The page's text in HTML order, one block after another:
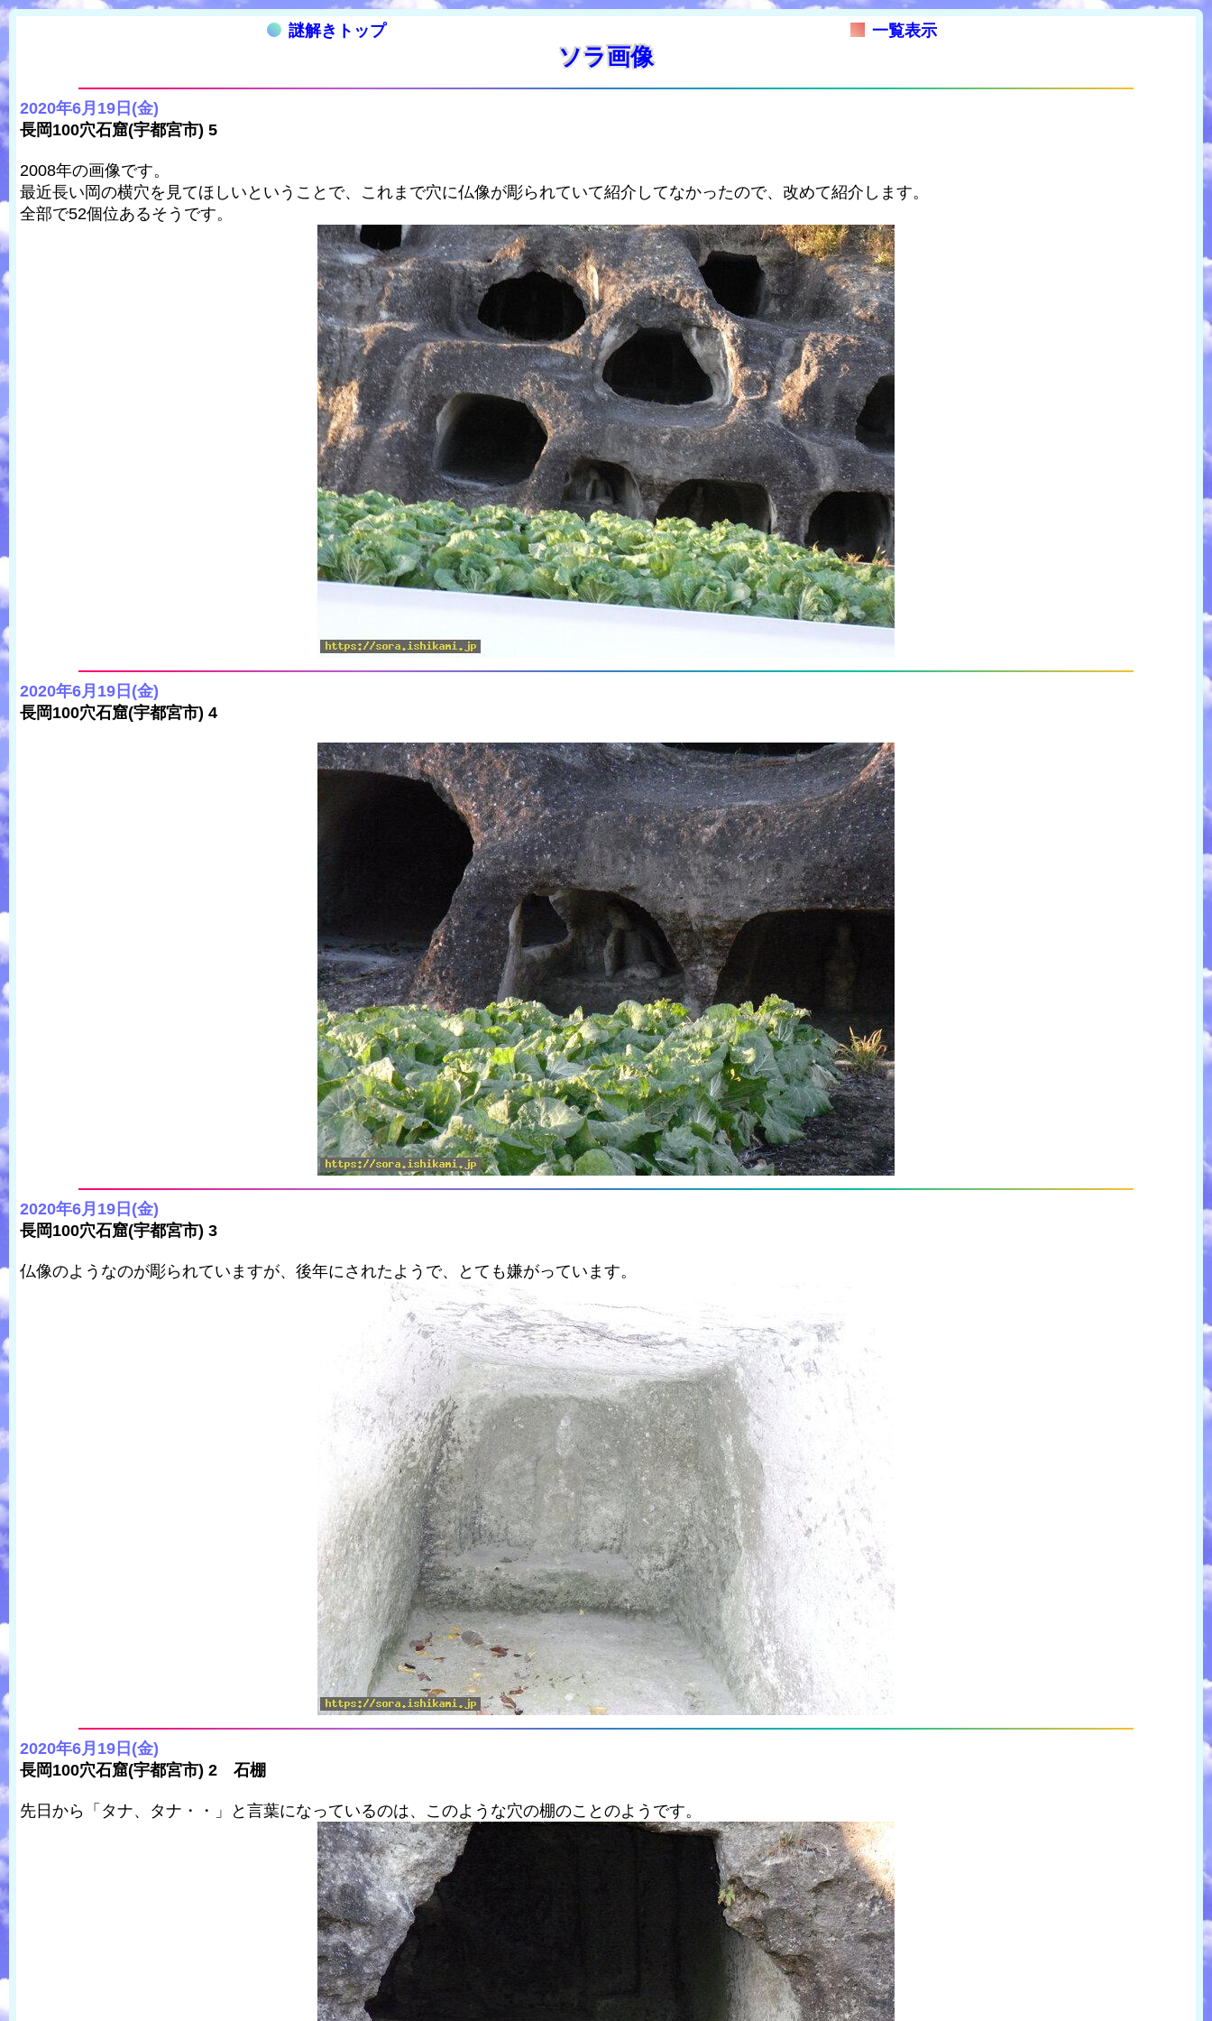
謎解きトップ 一覧表示
ソラ画像
2020年6月19日(金)
長岡100穴石窟(宇都宮市) 5
2008年の画像です。
最近長い岡の横穴を見てほしいということで、これまで穴に仏像が彫られていて紹介してなかったので、改めて紹介します。
全部で52個位あるそうです。
2020年6月19日(金)
長岡100穴石窟(宇都宮市) 4
2020年6月19日(金)
長岡100穴石窟(宇都宮市) 3
仏像のようなのが彫られていますが、後年にされたようで、とても嫌がっています。
2020年6月19日(金)
長岡100穴石窟(宇都宮市) 2 石棚
先日から「タナ、タナ・・」と言葉になっているのは、このような穴の棚のことのようです。